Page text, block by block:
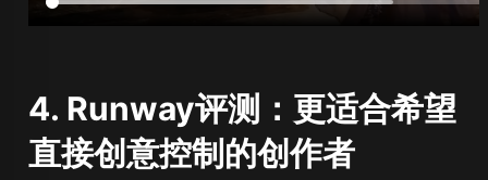
4. Runway评测：更适合希望
直接创意控制的创作者